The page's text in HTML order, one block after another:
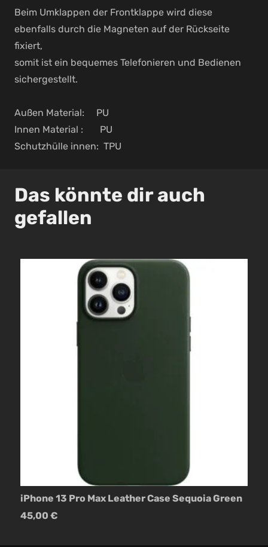
Beim Umklappen der Frontklappe wird diese
ebenfalls durch die Magneten auf der Rückseite
fixiert,
somit ist ein bequemes Telefonieren und Bedienen
sichergestellt.
Außen Material: PU
Innen Material : PU
Schutzhülle innen: TPU
Das könnte dir auch
gefallen
iPhone 13 Pro Max Leather Case Sequoia Green
45,00 €